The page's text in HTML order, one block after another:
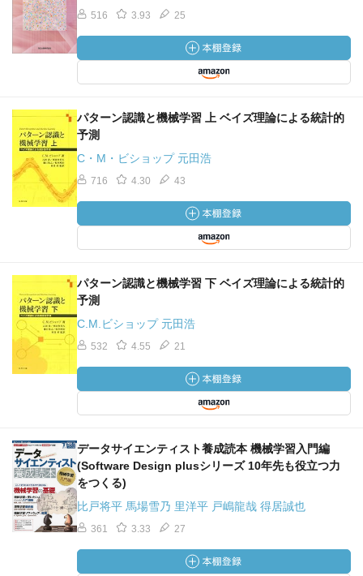
516 3.93 25
パターン認識と機械学習 上 ベイズ理論による統計的
予測
C・M・ビショップ 元田浩
716 4.30 43
パターン認識と機械学習 下 ベイズ理論による統計的
予測
C.M.ビショップ 元田浩
532 4.55 21
データサイエンティスト養成読本 機械学習入門編
(Software Design plusシリーズ 10年先も役立つ力
をつくる)
比戸将平 馬場雪乃 里洋平 戸嶋龍哉 得居誠也
361 3.33 27